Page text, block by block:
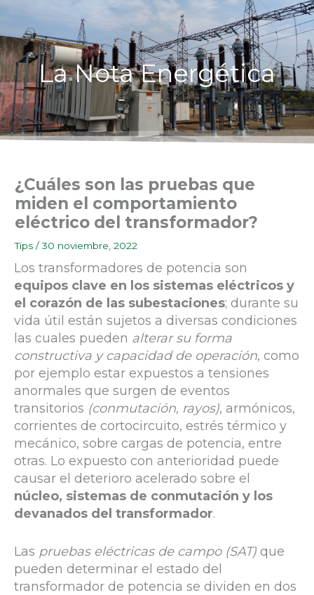
Ir
contenido
La Nota Energética
¿Cuáles son las pruebas que
miden el comportamiento
eléctrico del transformador?
Tips /30 noviembre, 2022
Los transformadores de potencia son
equipos clave en los sistemas eléctricos y
el corazón de las subestaciones; durante su
vida útil están sujetos a diversas condiciones
las cuales pueden alterar su forma
constructiva y capacidad de operación, como
por ejemplo estar expuestos a tensiones
anormales que surgen de eventos
transitorios (conmutación, rayos), armónicos,
corrientes de cortocircuito, estrés térmico y
mecánico, sobre cargas de potencia, entre
otras. Lo expuesto con anterioridad puede
causar el deterioro acelerado sobre el
núcleo, sistemas de conmutación y los
devanados del transformador.
Las pruebas eléctricas de campo (SAT) que
pueden determinar el estado del
transformador de potencia se dividen en dos